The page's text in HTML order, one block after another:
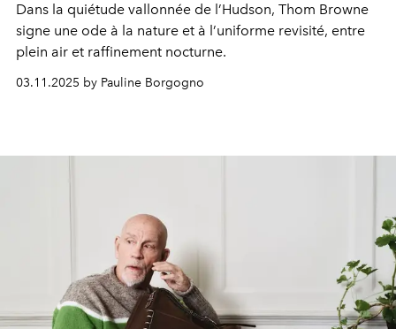
Dans la quiétude vallonnée de l’Hudson, Thom Browne
signe une ode à la nature et à l’uniforme revisité, entre
plein air et raffinement nocturne.
03.11.2025 by Pauline Borgogno